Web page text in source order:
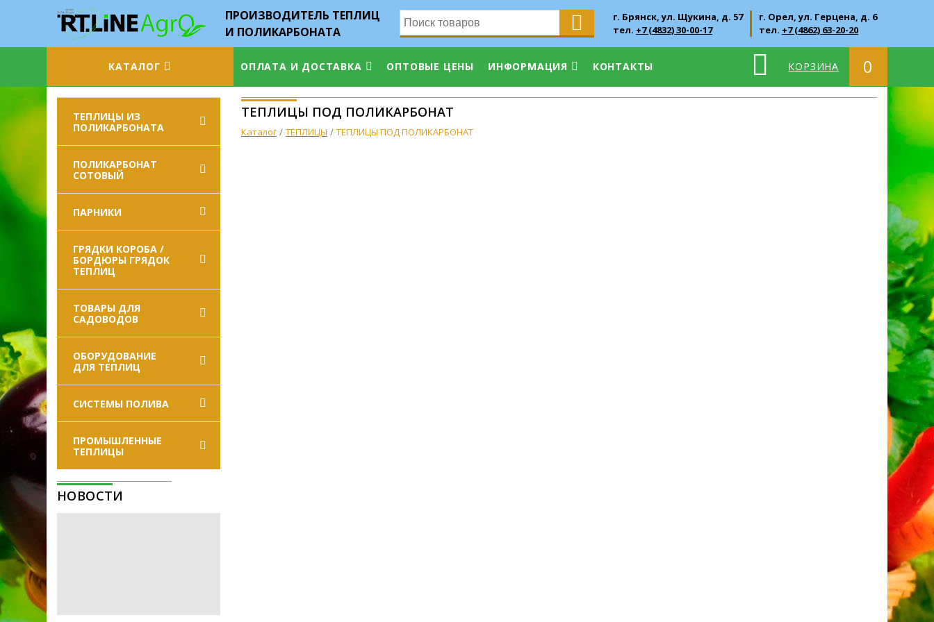
ПРОИЗВОДИТЕЛЬ ТЕПЛИЦ
И ПОЛИКАРБОНАТА
г. Брянск, ул. Щукина, д. 57
тел. +7 (4832) 30-00-17
г. Орел, ул. Герцена, д. 6
тел. +7 (4862) 63-20-20
КОРЗИНА 0
КАТАЛОГ ОПЛАТА И ДОСТАВКА ОПТОВЫЕ ЦЕНЫ ИНФОРМАЦИЯ КОНТАКТЫ
ТЕПЛИЦЫ ИЗ
ПОЛИКАРБОНАТА
ПОЛИКАРБОНАТ
СОТОВЫЙ
ПАРНИКИ
ГРЯДКИ КОРОБА /
БОРДЮРЫ ГРЯДОК
ТЕПЛИЦ
ТОВАРЫ ДЛЯ
САДОВОДОВ
ОБОРУДОВАНИЕ
ДЛЯ ТЕПЛИЦ
СИСТЕМЫ ПОЛИВА
ПРОМЫШЛЕННЫЕ
ТЕПЛИЦЫ
НОВОСТИ
ТЕПЛИЦЫ ПОД ПОЛИКАРБОНАТ
Каталог ТЕПЛИЦЫ ТЕПЛИЦЫ ПОД ПОЛИКАРБОНАТ